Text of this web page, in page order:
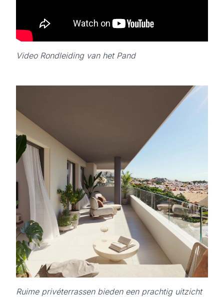
Video Rondleiding van het Pand
Ruime privéterrassen bieden een prachtig uitzicht